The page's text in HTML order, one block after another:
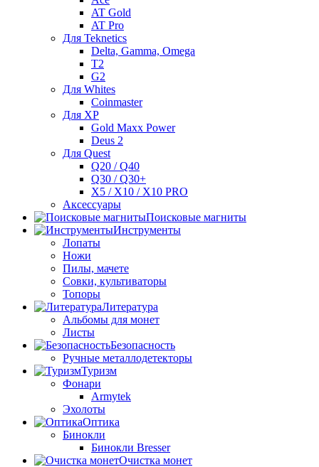
AT Gold
AT Pro
Для Teknetics
Delta, Gamma, Omega
Т2
G2
Для Whites
Coinmaster
Для XP
Gold Maxx Power
Deus 2
Для Quest
Q20 / Q40
Q30 / Q30+
X5 / X10 / X10 PRO
Аксессуары
Поисковые магниты
Инструменты
Лопаты
Ножи
Пилы, мачете
Совки, культиваторы
Топоры
Литература
Альбомы для монет
Листы
Безопасность
Ручные металлодетекторы
Туризм
Фонари
Armytek
Эхолоты
Оптика
Бинокли
Бинокли Bresser
Очистка монет